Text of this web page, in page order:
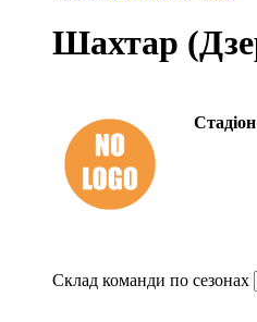
Шахтар
Стадіон
Склад команди по сезонах